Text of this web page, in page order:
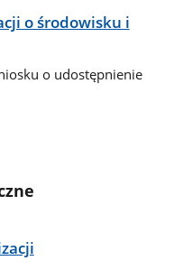
o środowisku i
o udostępnienie